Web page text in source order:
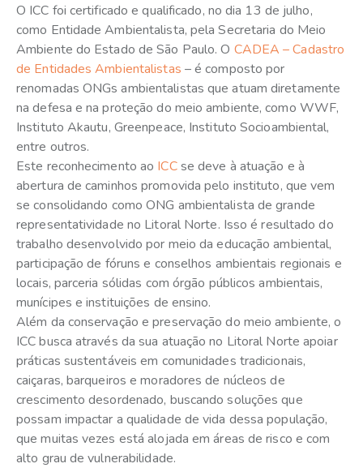
O ICC foi certificado e qualificado, no dia 13 de julho,
como Entidade Ambientalista, pela Secretaria do Meio
Ambiente do Estado de São Paulo. O CADEA – Cadastro
de Entidades Ambientalistas – é composto por
renomadas ONGs ambientalistas que atuam diretamente
na defesa e na proteção do meio ambiente, como WWF,
Instituto Akautu, Greenpeace, Instituto Socioambiental,
entre outros.
Este reconhecimento ao ICCse deve à atuação e à
abertura de caminhos promovida pelo instituto, que vem
se consolidando como ONG ambientalista de grande
representatividade no Litoral Norte. Isso é resultado do
trabalho desenvolvido por meio da educação ambiental,
participação de fóruns e conselhos ambientais regionais e
locais, parceria sólidas com órgão públicos ambientais,
munícipes e instituições de ensino.
Além da conservação e preservação do meio ambiente, o
ICC busca através da sua atuação no Litoral Norte apoiar
práticas sustentáveis em comunidades tradicionais,
caiçaras, barqueiros e moradores de núcleos de
crescimento desordenado, buscando soluções que
possam impactar a qualidade de vida dessa população,
que muitas vezes está alojada em áreas de risco e com
alto grau de vulnerabilidade.